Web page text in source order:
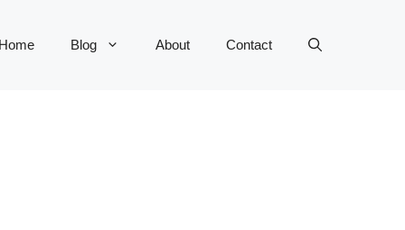
Home Blog About Contact